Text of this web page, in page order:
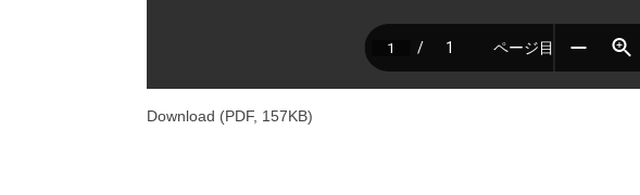
Download (PDF, 157KB)